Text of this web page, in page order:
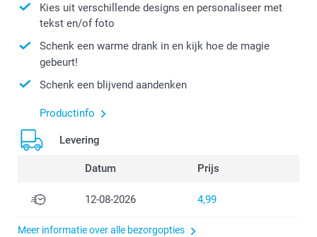
Kies uit verschillende designs en personaliseer met
tekst en/of foto
Schenk een warme drank in en kijk hoe de magie
gebeurt!
Schenk een blijvend aandenken
Productinfo
Levering
Datum Prijs
12-08-2026 4,99
Meer informatie over alle bezorgopties